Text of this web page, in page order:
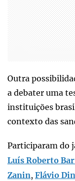
Outra
a debater uma
instituições
contexto das
Participaram do
Luís Roberto
Zanin, Flávio